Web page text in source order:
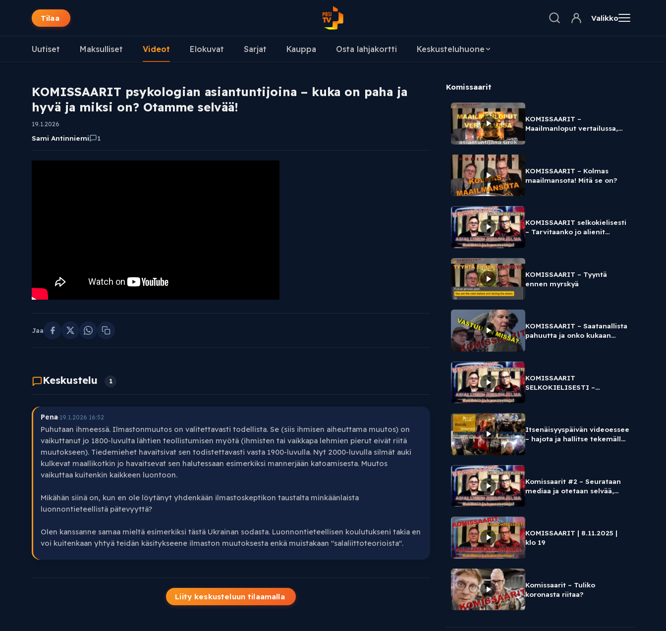
Tilaa Valikko
Uutiset Maksulliset Videot Elokuvat Sarjat Kauppa Osta lahjakortti Keskusteluhuone
KOMISSAARIT psykologian asiantuntijoina – kuka on paha ja
hyvä ja miksi on? Otamme selvää!
19.1.2026
Sami Antinniemi 1
Jaa
Keskustelu 1
Pena·19.1.2026 16:52
Puhutaan ihmeessä. Ilmastonmuutos on valitettavasti todellista. Se (siis ihmisen aiheuttama muutos) on
vaikuttanut jo 1800-luvulta lähtien teollistumisen myötä (ihmisten tai vaikkapa lehmien pierut eivät riitä
muutokseen). Tiedemiehet havaitsivat sen todistettavasti vasta 1900-luvulla. Nyt 2000-luvulla silmät auki
kulkevat maallikotkin jo havaitsevat sen halutessaan esimerkiksi mannerjään katoamisesta. Muutos
vaikuttaa kuitenkin kaikkeen luontoon.
Mikähän siinä on, kun en ole löytänyt yhdenkään ilmastoskeptikon taustalta minkäänlaista
luonnontieteellistä pätevyyttä?
Olen kanssanne samaa mieltä esimerkiksi tästä Ukrainan sodasta. Luonnontieteellisen koulutukseni takia en
voi kuitenkaan yhtyä teidän käsitykseene ilmaston muutoksesta enkä muistakaan "salaliittoteorioista".
Liity keskusteluun tilaamalla
Komissaarit
KOMISSAARIT –
Maailmanloput vertailussa,
KOMISSAARIT – Kolmas
maailmansota! Mitä se on?
KOMISSAARIT selkokielisesti
– Tarvitaanko jo alienit
KOMISSAARIT – Tyyntä
ennen myrskyä
KOMISSAARIT – Saatanallista
pahuutta ja onko kukaan
KOMISSAARIT
SELKOKIELISESTI –
Itsenäisyyspäivän videoessee
– hajota ja hallitse tekemällä
Komissaarit #2 – Seurataan
mediaa ja otetaan selvää,
KOMISSAARIT | 8.11.2025 |
klo 19
Komissaarit – Tuliko
koronasta riitaa?